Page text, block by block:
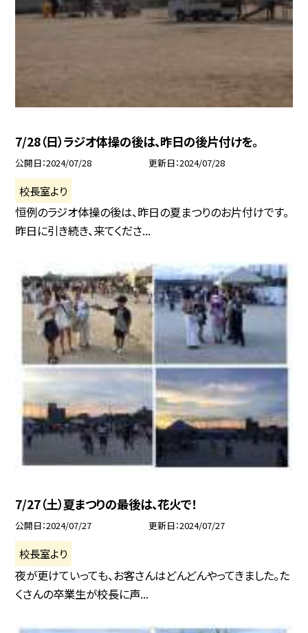
7/28（日）ラジオ体操の後は、昨日の後片付けを。
公開日 2024/07/28 更新日 2024/07/28
校長室より
恒例のラジオ体操の後は、昨日の夏まつりのお片付けです。
昨日に引き続き、来てくださ...
7/27（土）夏まつりの最後は、花火で！
公開日 2024/07/27 更新日 2024/07/27
校長室より
夜が更けていっても、お客さんはどんどんやってきました。た
くさんの卒業生が校長に声...